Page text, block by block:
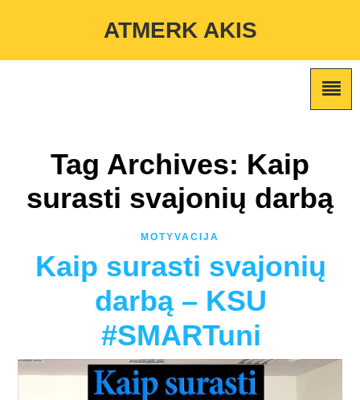
/home/atmerkakis/public_html/wp-content/themes/marketing-
ATMERK AKIS
Tag Archives: Kaip
surasti svajonių darbą
MOTYVACIJA
Kaip surasti svajonių
darbą – KSU
#SMARTuni